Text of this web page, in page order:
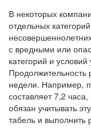
В некоторых
отдельных
с вредными или
категорий и условий
Продолжительность
недели. Например,
составляет 7,2 часа,
обязан учитывать
табель и выполнить